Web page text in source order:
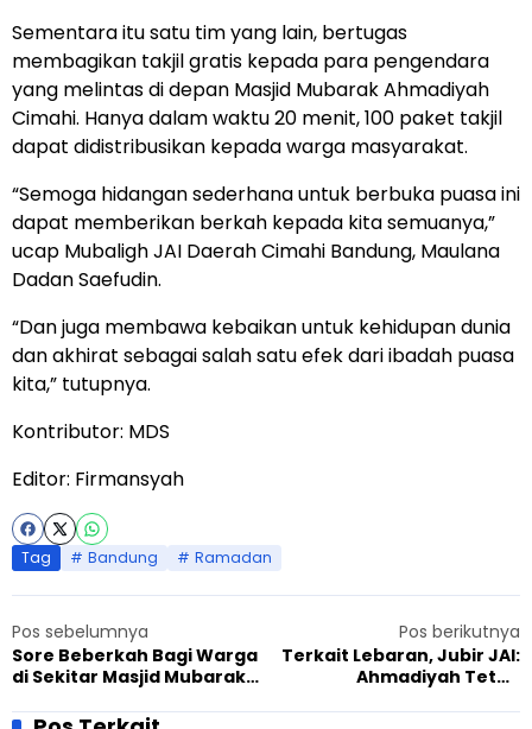
Sementara itu satu tim yang lain, bertugas
membagikan takjil gratis kepada para pengendara
yang melintas di depan Masjid Mubarak Ahmadiyah
Cimahi. Hanya dalam waktu 20 menit, 100 paket takjil
dapat didistribusikan kepada warga masyarakat.
“Semoga hidangan sederhana untuk berbuka puasa ini
dapat memberikan berkah kepada kita semuanya,”
ucap Mubaligh JAI Daerah Cimahi Bandung, Maulana
Dadan Saefudin.
“Dan juga membawa kebaikan untuk kehidupan dunia
dan akhirat sebagai salah satu efek dari ibadah puasa
kita,” tutupnya.
Kontributor: MDS
Editor: Firmansyah
Tag Bandung Ramadan
Pos sebelumnya
Sore Beberkah Bagi Warga
di Sekitar Masjid Mubarak
Bandung
Pos berikutnya
Terkait Lebaran, Jubir JAI:
Ahmadiyah Tetap